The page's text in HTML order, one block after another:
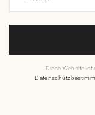
Diese Website